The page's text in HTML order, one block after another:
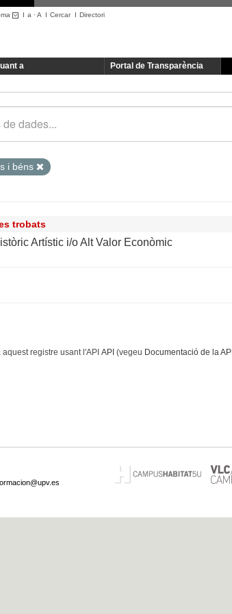
I a ·A I CercarI Directori
a Portal de Transparència
i béns
trobats
Artístic i/o Alt Valor Econòmic
registre usant l'API API (vegeu Documentació de la API